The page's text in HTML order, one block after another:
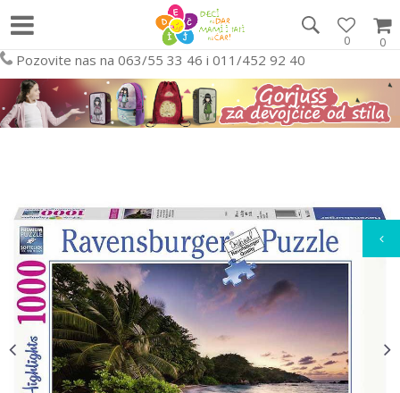
0
0
Pozovite nas na 063/55 33 46 i 011/452 92 40